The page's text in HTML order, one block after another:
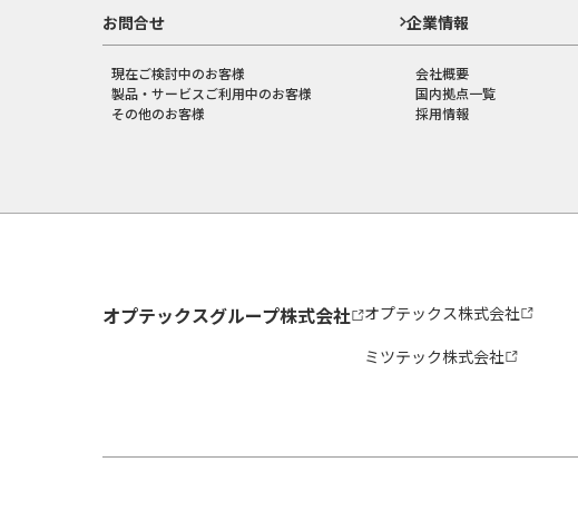
お問合せ
現在ご検討中のお客様
製品・サービスご利用中のお客様
その他のお客様
企業情報
会社概要
国内拠点一覧
採用情報
オプテックスグループ株式会社 オプテックス株式会社
ミツテック株式会社